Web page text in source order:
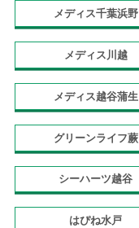
メディス千葉浜野
メディス川越
メディス越谷蒲生
グリーンライフ蕨
シーハーツ越谷
はぴね水戸